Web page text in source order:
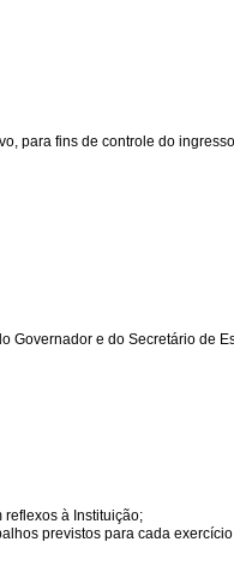
para fins de controle do
e do Secretário de
à Instituição;
previstos para cada